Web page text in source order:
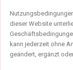
dieser Website
kann jederzeit ohne
geändert, ergänzt